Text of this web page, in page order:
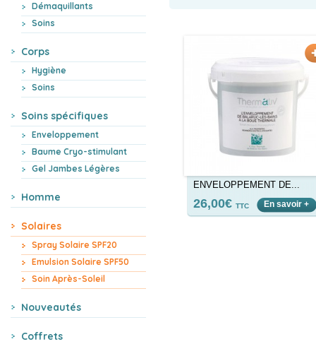
Démaquillants
Soins
Corps
Hygiène
Soins
Soins spécifiques
Enveloppement
Baume Cryo-stimulant
Gel Jambes Légères
Homme
Solaires
Spray Solaire SPF20
Emulsion Solaire SPF50
Soin Après-Soleil
Nouveautés
Coffrets
ENVELOPPEMENT DE...
26,00€ TTC En savoir +